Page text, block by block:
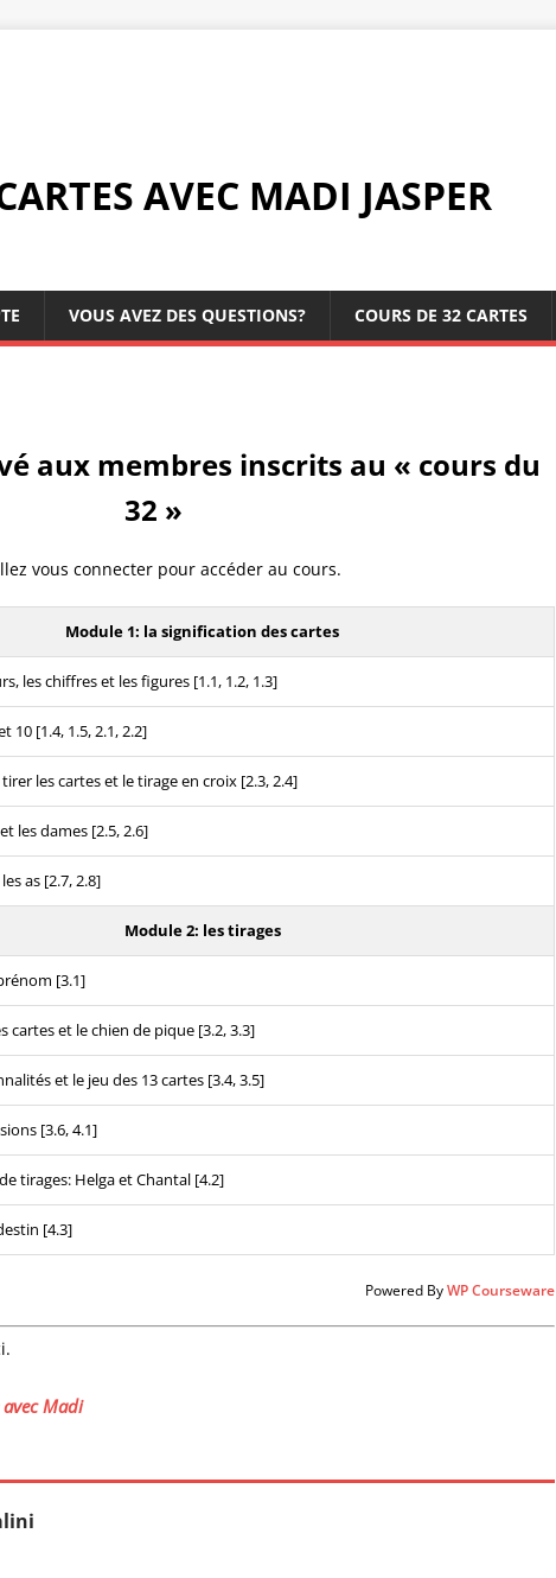
AVEC MADI JASPER
VOUS AVEZ DES QUESTIONS? COURS DE 32 CARTES
aux membres inscrits au « cours du
32 »
vous connecter pour accéder au cours.
Module 1: la signification des cartes
les chiffres et les figures [1.1, 1.2, 1.3]
10 [1.4, 1.5, 2.1, 2.2]
les cartes et le tirage en croix [2.3, 2.4]
les dames [2.5, 2.6]
as [2.7, 2.8]
Module 2: les tirages
[3.1]
cartes et le chien de pique [3.2, 3.3]
et le jeu des 13 cartes [3.4, 3.5]
[3.6, 4.1]
tirages: Helga et Chantal [4.2]
[4.3]
Powered ByWP Courseware
avec Madi